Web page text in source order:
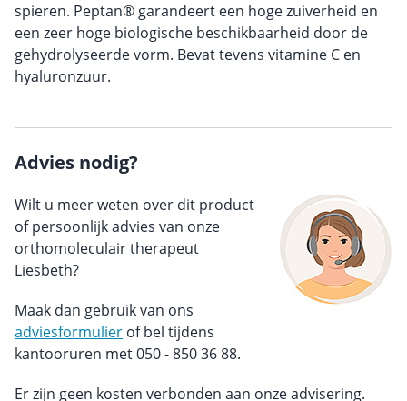
spieren. Peptan® garandeert een hoge zuiverheid en
een zeer hoge biologische beschikbaarheid door de
gehydrolyseerde vorm. Bevat tevens vitamine C en
hyaluronzuur.
Advies nodig?
Wilt u meer weten over dit product
of persoonlijk advies van onze
orthomoleculair therapeut
Liesbeth?
Maak dan gebruik van ons
adviesformulier of bel tijdens
kantooruren met 050 - 850 36 88.
Er zijn geen kosten verbonden aan onze advisering.